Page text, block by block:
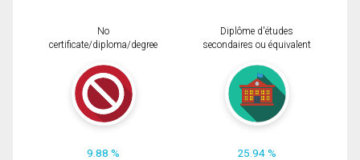
No
certificate/diploma/degree
9.88 %
Diplôme d'études
secondaires ou équivalent
25.94 %